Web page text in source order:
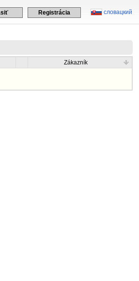
словацкий
Registrácia
Zákazník